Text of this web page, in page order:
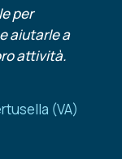
per
aiutarle a
attività.
(VA)